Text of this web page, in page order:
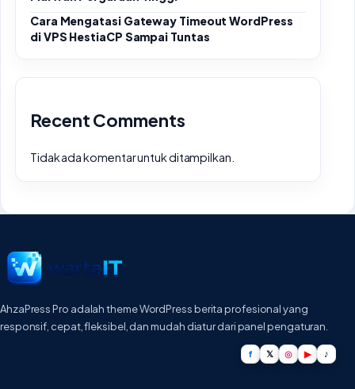
Cara Mengatasi Gateway Timeout WordPress
di VPS HestiaCP Sampai Tuntas
Recent Comments
Tidak ada komentar untuk ditampilkan.
AhzaPress Pro adalah theme WordPress berita profesional yang
responsif, cepat, fleksibel, dan mudah diatur dari panel pengaturan.
f 𝕏 ◎ ▶ ♪